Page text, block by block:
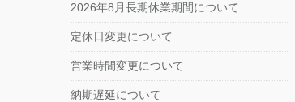
2026年8月長期休業期間について
定休日変更について
営業時間変更について
納期遅延について